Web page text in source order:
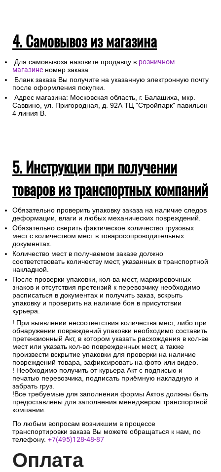
4. Самовывоз из магазина
Для самовывоза назовите продавцу в розничном
магазине номер заказа
Бланк заказа Вы получите на указанную электронную почту
после оформления покупки.
Адрес магазина: Московская область, г. Балашиха, мкр.
Саввино, ул. Пригородная, д. 92А ТЦ "Стройпарк" павильон
4 линия В.
5. Инструкции при получении
товаров из транспортных компаний
Обязательно проверить упаковку заказа на наличие следов
деформации, влаги и любых механических повреждений.
Обязательно сверить фактическое количество грузовых
мест с количеством мест в товаросопроводительных
документах.
Количество мест в получаемом заказе должно
соответствовать количеству мест, указанных в транспортной
накладной.
После проверки упаковки, кол-ва мест, маркировочных
знаков и отсутствия претензий к перевозчику необходимо
расписаться в документах и получить заказ, вскрыть
упаковку и проверить на наличие боя в присутствии
курьера.
! При выявлении несоответствия количества мест, либо при
обнаружении повреждений упаковки необходимо составить
претензионный Акт, в котором указать расхождения в кол-ве
мест или указать кол-во поврежденных мест, а также
произвести вскрытие упаковки для проверки на наличие
повреждений товара, зафиксировать на фото или видео.
! Необходимо получить от курьера Акт с подписью и
печатью перевозчика, подписать приёмную накладную и
забрать груз.
!Все требуемые для заполнения формы Актов должны быть
предоставлены для заполнения менеджером транспортной
компании.
По любым вопросам возникшим в процессе
транспортировки заказа Вы можете обращаться к нам, по
телефону. +7(495)128-48-87
Оплата